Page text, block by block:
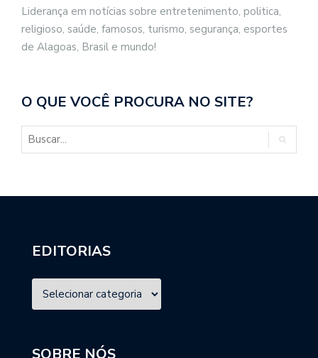
Liderança em notícias sobre entretenimento, politica,
religioso, saúde, famosos, turismo, segurança, esportes
de Alagoas, Brasil e mundo!
O QUE VOCÊ PROCURA NO SITE?
EDITORIAS
SOBRE NÓS